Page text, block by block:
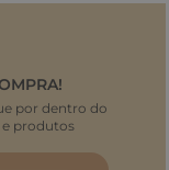
por dentro do
e produtos